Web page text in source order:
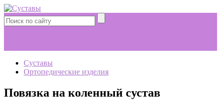
Суставы
Ортопедические изделия
Повязка на коленный сустав